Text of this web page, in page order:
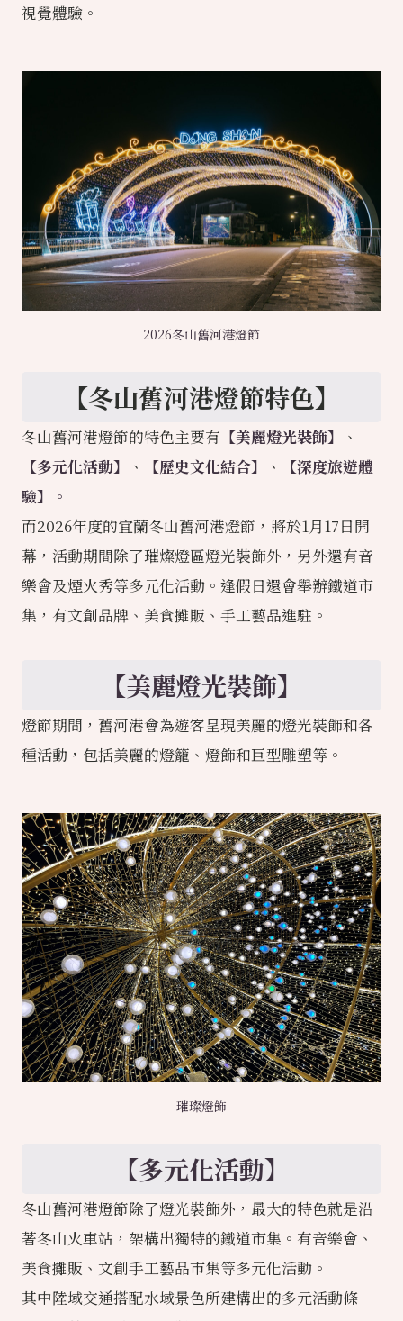
視覺體驗。
2026冬山舊河港燈節
【冬山舊河港燈節特色】
冬山舊河港燈節的特色主要有 【美麗燈光裝飾】
、
【多元化活動】
、 【歷史文化結合】 、
【深度旅遊體
驗】。
而2026年度的宜蘭冬山舊河港燈節，將於1月17日開
幕，活動期間除了璀燦燈區燈光裝飾外，另外還有音
樂會及煙火秀等多元化活動。逢假日還會舉辦鐵道市
集，有文創品牌、美食攤販、手工藝品進駐。
【美麗燈光裝飾】
燈節期間，舊河港會為遊客呈現美麗的燈光裝飾和各
種活動，包括美麗的燈籠、燈飾和巨型雕塑等。
璀璨燈飾
【多元化活動】
冬山舊河港燈節除了燈光裝飾外，最大的特色就是沿
著冬山火車站，架構出獨特的鐵道市集。有音樂會、
美食攤販、文創手工藝品市集等多元化活動。
其中陸域交通搭配水域景色所建構出的多元活動條